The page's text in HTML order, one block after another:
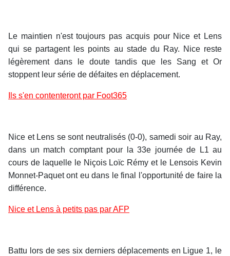
Le maintien n'est toujours pas acquis pour Nice et Lens
qui se partagent les points au stade du Ray. Nice reste
légèrement dans le doute tandis que les Sang et Or
stoppent leur série de défaites en déplacement.
Ils s'en contenteront par Foot365
Nice et Lens se sont neutralisés (0-0), samedi soir au Ray,
dans un match comptant pour la 33e journée de L1 au
cours de laquelle le Niçois Loïc Rémy et le Lensois Kevin
Monnet-Paquet ont eu dans le final l'opportunité de faire la
différence.
Nice et Lens à petits pas par AFP
Battu lors de ses six derniers déplacements en Ligue 1, le